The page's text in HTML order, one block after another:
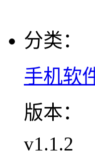
分类：
手机软
版本：
v1.1.2